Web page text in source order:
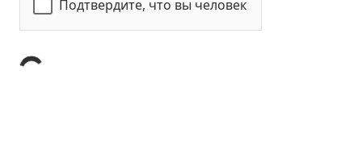
Подтвердите, что вы человек